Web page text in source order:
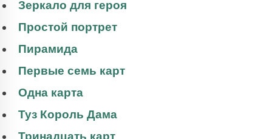
Зеркало для героя
Простой портрет
Пирамида
Первые семь карт
Одна карта
Туз Король Дама
Тринадцать карт